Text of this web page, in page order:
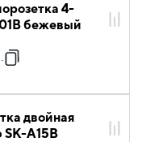
4-
бежевый
двойная
SK-A15B